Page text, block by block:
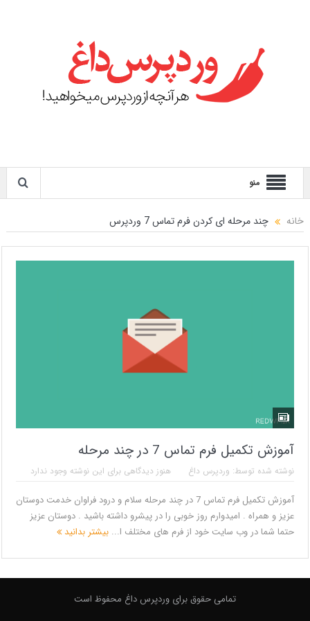
منو
خانه چند مرحله ای کردن فرم تماس 7 وردپرس
آموزش تکمیل فرم تماس 7 در چند مرحله
نوشته شده توسط: وردپرس داغ هنوز دیدگاهی برای این نوشته وجود ندارد
آموزش تکمیل فرم تماس 7 در چند مرحله سلام و درود فراوان خدمت دوستان
عزیز و همراه . امیدوارم روز خوبی را در پیشرو داشته باشید . دوستان عزیز
حتما شما در وب سایت خود از فرم های مختلف ا... بیشتر بدانید
تمامی حقوق برای وردپرس داغ محفوظ است